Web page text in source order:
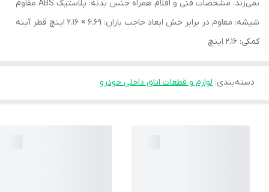
نمی‌زند. مشخصات فنی و اقلام همراه جنس بدنه: پلاستیک ABS مقاوم
شیشه: مقاوم در برابر خش ابعاد حاجب باران: 6.69 × 2.16 اینچ قطر آینه
کمکی: 2.16 اینچ
دسته‌بندی: لوازم و قطعات اتاق داخلی خودرو